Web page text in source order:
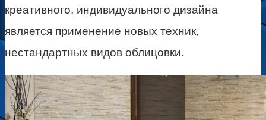
креативного, индивидуального дизайна
является применение новых техник,
нестандартных видов облицовки.